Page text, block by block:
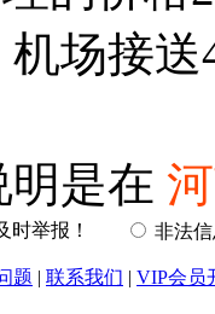
场接
是在
时举报！ 非法
题 | 联系我们 | VIP会员